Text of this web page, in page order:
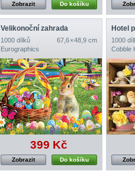
Do košíku
Zobrazit
Velikonoční zahrada
1000 dílků
67,6 × 48,9 cm
Eurographics
399 Kč
Do košíku
Zobrazit
Hotel
1000
Cobble